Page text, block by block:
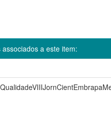
associados a este item: